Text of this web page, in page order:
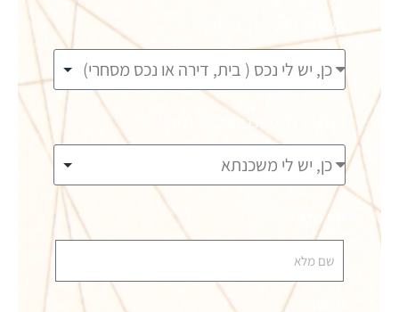
האם יש בבעלותך נכס?
האם יש לך משכנתא על הנכס?
שם מלא